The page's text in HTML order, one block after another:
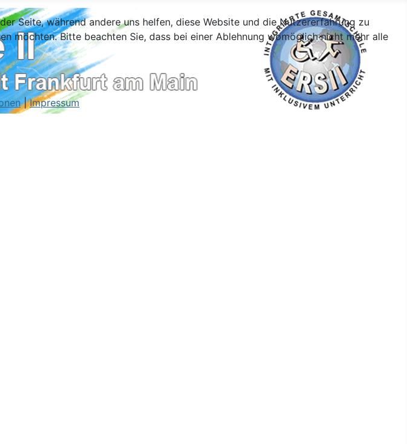
Seite, während andere uns helfen, diese Website und die Nutzererfahrung zu
möchten. Bitte beachten Sie, dass bei einer Ablehnung womöglich nicht mehr alle
|Impressum